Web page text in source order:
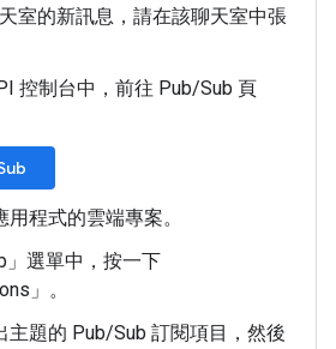
室的新訊息，請在該聊天室中張
控制台中，前往 Pub/Sub 頁
程式的雲端專案。
選單中，按一下
」 。
主題的 Pub/Sub 訂閱項目，然後